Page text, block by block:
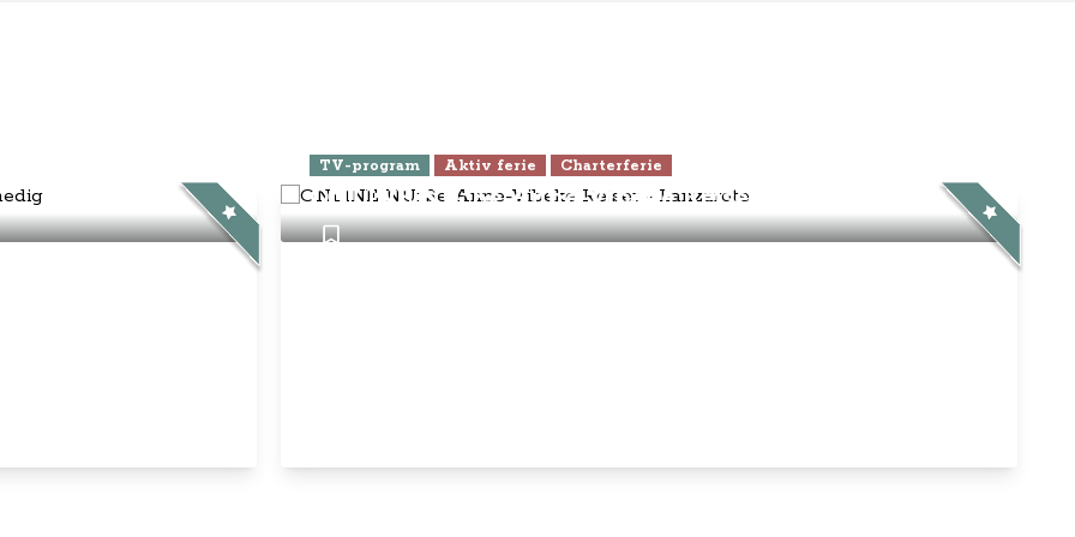
TV-program Aktiv ferie Charterferie
ONLINE NU: Se Anne-Vibeke Rejser - Lanzarote